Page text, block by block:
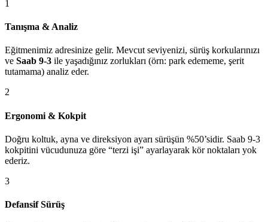
1
Tanışma & Analiz
Eğitmenimiz adresinize gelir. Mevcut seviyenizi, sürüş korkularınızı
ve Saab 9-3 ile yaşadığınız zorlukları (örn: park edememe, şerit
tutamama) analiz eder.
2
Ergonomi & Kokpit
Doğru koltuk, ayna ve direksiyon ayarı sürüşün %50’sidir. Saab 9-3
kokpitini vücudunuza göre “terzi işi” ayarlayarak kör noktaları yok
ederiz.
3
Defansif Sürüş